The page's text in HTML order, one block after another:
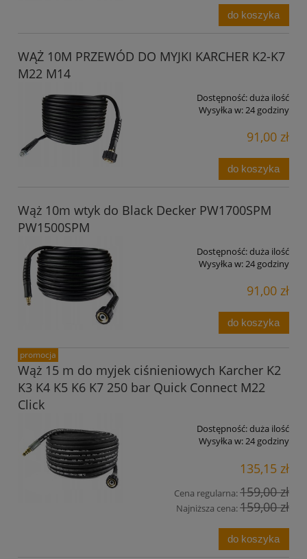
do koszyka
WĄŻ 10M PRZEWÓD DO MYJKI KARCHER K2-K7
M22 M14
Dostępność:duża ilość
Wysyłka w:24 godziny
91,00 zł
do koszyka
Wąż 10m wtyk do Black Decker PW1700SPM
PW1500SPM
Dostępność:duża ilość
Wysyłka w:24 godziny
91,00 zł
do koszyka
Wąż 15 m do myjek ciśnieniowych Karcher K2
K3 K4 K5 K6 K7 250 bar Quick Connect M22
Click
Dostępność:duża ilość
Wysyłka w:24 godziny
135,15 zł
Cena regularna:159,00 zł
Najniższa cena:159,00 zł
do koszyka
promocja